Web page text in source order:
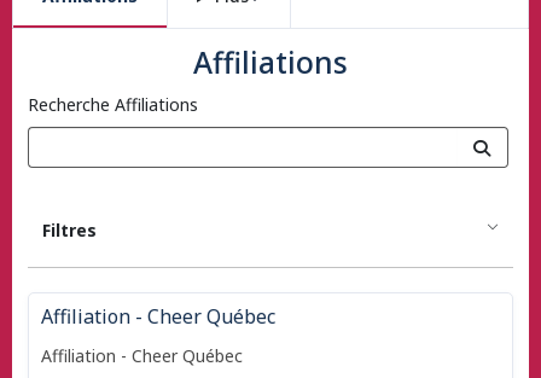
Affiliations
Recherche Affiliations
Filtres
Affiliation - Cheer Québec
Affiliation - Cheer Québec